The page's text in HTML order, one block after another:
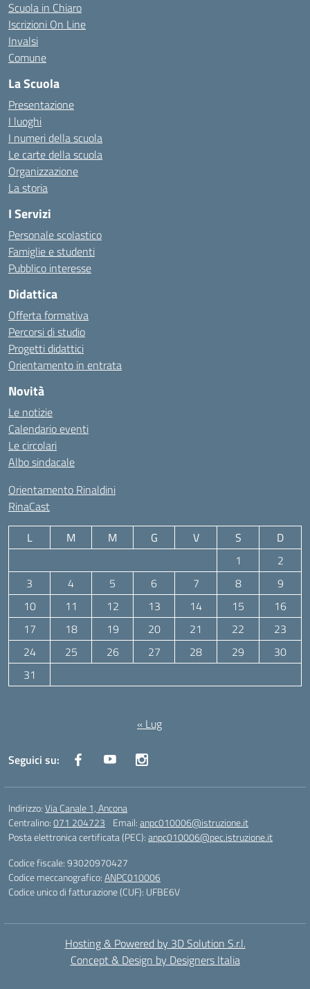
Scuola in Chiaro
Iscrizioni On Line
Invalsi
Comune
La Scuola
Presentazione
I luoghi
I numeri della scuola
Le carte della scuola
Organizzazione
La storia
I Servizi
Personale scolastico
Famiglie e studenti
Pubblico interesse
Didattica
Offerta formativa
Percorsi di studio
Progetti didattici
Orientamento in entrata
Novità
Le notizie
Calendario eventi
Le circolari
Albo sindacale
Orientamento Rinaldini
RinaCast
L M M G V S
D
1
2
3
4 5 6 7 8
9
10
11 12 13 14 15
16
17
18 19 20 21 22
23
24
25 26 27 28 29
30
31
« Lug
Seguici su:
Indirizzo:Via Canale 1, Ancona
Centralino:071 204723 Email:anpc010006@istruzione.it
Posta elettronica certificata (PEC):anpc010006@pec.istruzione.it
Codice fiscale: 93020970427
Codice meccanografico:ANPC010006
Codice unico di fatturazione (CUF): UFBE6V
Hosting & Powered by 3D Solution S.r.l.
Concept & Design by Designers Italia